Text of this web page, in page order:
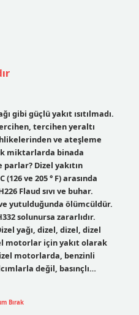
gibi güçlü yakıt ısıtılmadı.
tercihen yeraltı
ve ateşleme
miktarlarda binada
Dizel yakıtın
ve 205 ° F) arasında
Flaud sıvı ve buhar.
yutulduğunda ölümcüldür.
solunursa zararlıdır.
yağı, dizel, dizel, dizel
motorlar için yakıt olarak
motorlarda, benzinli
değil, basınçlı…
Bırak